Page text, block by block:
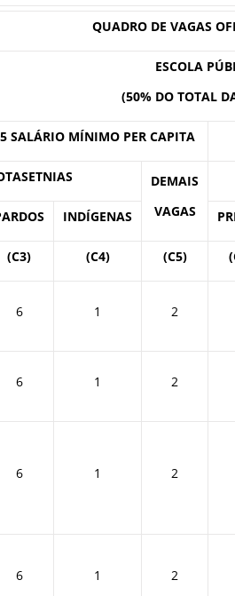
QUADRO DE VAGAS
ESCOLA
(50% DO TOTAL
SALÁRIO MÍNIMO PER CAPITA
ETNIAS
DEMAIS
VAGAS
INDÍGENAS
(C3) (C4) (C5)
6 1 2
6 1 2
6 1 2
6 1 2